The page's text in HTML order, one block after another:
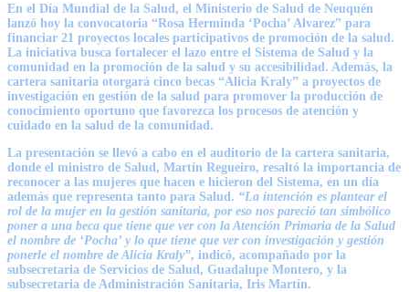
En el Día Mundial de la Salud, el Ministerio de Salud de Neuquén
lanzó hoy la convocatoria “Rosa Herminda ‘Pocha’ Alvarez” para
financiar 21 proyectos locales participativos de promoción de la salud.
La iniciativa busca fortalecer el lazo entre el Sistema de Salud y la
comunidad en la promoción de la salud y su accesibilidad. Además, la
cartera sanitaria otorgará cinco becas “Alicia Kraly” a proyectos de
investigación en gestión de la salud para promover la producción de
conocimiento oportuno que favorezca los procesos de atención y
cuidado en la salud de la comunidad.
La presentación se llevó a cabo en el auditorio de la cartera sanitaria,
donde el ministro de Salud, Martín Regueiro, resaltó la importancia de
reconocer a las mujeres que hacen e hicieron del Sistema, en un día
además que representa tanto para Salud. “La intención es plantear el
rol de la mujer en la gestión sanitaria, por eso nos pareció tan simbólico
poner a una beca que tiene que ver con la Atención Primaria de la Salud
el nombre de ‘Pocha’ y lo que tiene que ver con investigación y gestión
ponerle el nombre de Alicia Kraly”, indicó, acompañado por la
subsecretaria de Servicios de Salud, Guadalupe Montero, y la
subsecretaria de Administración Sanitaria, Iris Martín.